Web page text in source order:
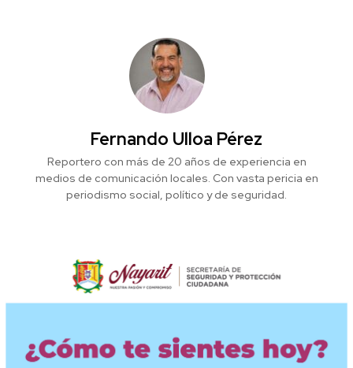
Fernando Ulloa Pérez
Reportero con más de 20 años de experiencia en
medios de comunicación locales. Con vasta pericia en
periodismo social, político y de seguridad.